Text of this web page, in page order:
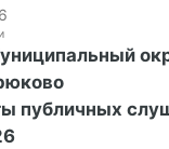
публичных